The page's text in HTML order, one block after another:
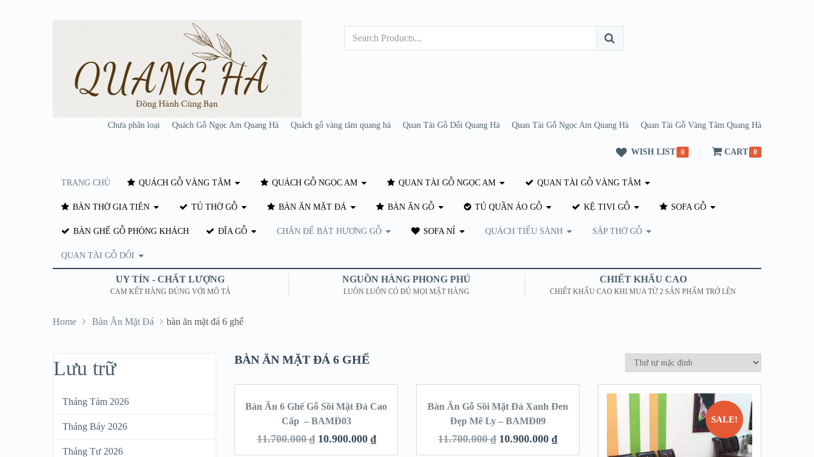
Chưa phân loại Quách Gỗ Ngọc Am Quang Hà Quách gỗ vàng tâm quang hà Quan Tài Gỗ Dổi Quang Hà Quan Tài Gỗ Ngọc Am Quang Hà Quan Tài Gỗ Vàng Tâm Quang Hà
WISH LIST 0 CART 0
TRANG CHỦ QUÁCH GỖ VÀNG TÂM QUÁCH GỖ NGỌC AM QUAN TÀI GỖ NGỌC AM QUAN TÀI GỖ VÀNG TÂM
BÀN THỜ GIA TIÊN TỦ THỜ GỖ BÀN ĂN MẶT ĐÁ BÀN ĂN GỖ TỦ QUẦN ÁO GỖ KỆ TIVI GỖ SOFA GỖ
BÀN GHẾ GỖ PHÒNG KHÁCH ĐĨA GỖ CHÂN ĐẾ BÁT HƯƠNG GỖ SOFA NỈ QUÁCH TIỂU SÀNH SẬP THỜ GỖ
QUAN TÀI GỖ DỔI
UY TÍN - CHẤT LƯỢNG
CAM KẾT HÀNG ĐÚNG VỚI MÔ TẢ
NGUỒN HÀNG PHONG PHÚ
LUÔN LUÔN CÓ ĐỦ MỌI MẶT HÀNG
CHIẾT KHẤU CAO
CHIẾT KHẤU CAO KHI MUA TỪ 2 SẢN PHẨM TRỞ LÊN
Home Bàn Ăn Mặt Đá bàn ăn mặt đá 6 ghế
BÀN ĂN MẶT ĐÁ 6 GHẾ
SALE!
Bàn Ăn 6 Ghế Gỗ Sồi Mặt Đá Cao
Cấp – BAMĐ03
11.700.000₫ 10.900.000 ₫
SALE!
Bàn Ăn Gỗ Sồi Mặt Đá Xanh Đen
Đẹp Mê Ly – BAMĐ09
11.700.000₫ 10.900.000₫
SALE!
Lưu trữ
Tháng Tám 2026
Tháng Bảy 2026
Tháng Tư 2026